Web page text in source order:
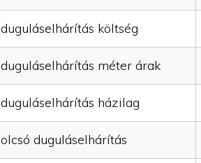
duguláselhárítás költség
duguláselhárítás méter árak
duguláselhárítás házilag
olcsó duguláselhárítás